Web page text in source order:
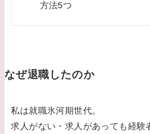
方法5つ
なぜ退職したのか
私は就職氷河期世代。
求人がない・求人があっても経験